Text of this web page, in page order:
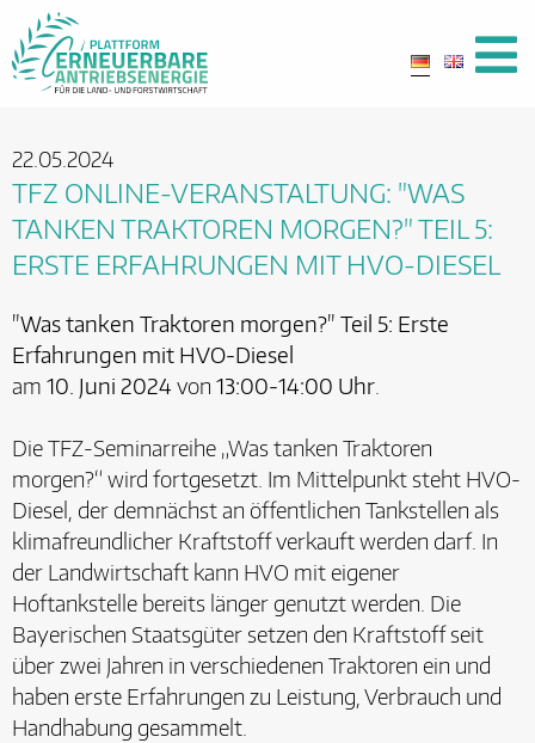
22.05.2024
TFZ ONLINE-VERANSTALTUNG: "WAS
TANKEN TRAKTOREN MORGEN?" TEIL 5:
ERSTE ERFAHRUNGEN MIT HVO-DIESEL
"Was tanken Traktoren morgen?" Teil 5: Erste
Erfahrungen mit HVO-Diesel
am 10. Juni 2024 von 13:00-14:00 Uhr
Die TFZ-Seminarreihe „Was tanken Traktoren
morgen?“ wird fortgesetzt. Im Mittelpunkt steht HVO-
Diesel, der demnächst an öffentlichen Tankstellen als
klimafreundlicher Kraftstoff verkauft werden darf. In
der Landwirtschaft kann HVO mit eigener
Hoftankstelle bereits länger genutzt werden. Die
Bayerischen Staatsgüter setzen den Kraftstoff seit
über zwei Jahren in verschiedenen Traktoren ein und
haben erste Erfahrungen zu Leistung, Verbrauch und
Handhabung gesammelt.